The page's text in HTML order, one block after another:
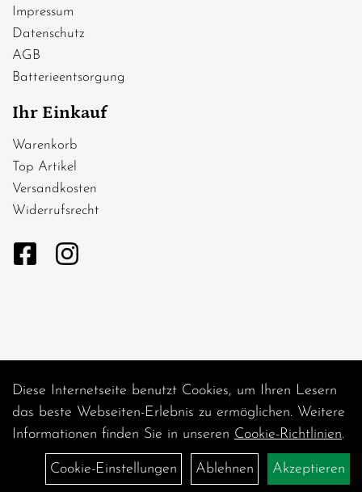
Impressum
Datenschutz
AGB
Batterieentsorgung
Ihr Einkauf
Warenkorb
Top Artikel
Versandkosten
Widerrufsrecht
Diese Internetseite benutzt Cookies, um Ihren Lesern
das beste Webseiten-Erlebnis zu ermöglichen. Weitere
Informationen finden Sie in unseren Cookie-Richtlinien.
Cookie-Einstellungen Ablehnen Akzeptieren
Auftrag widerrufen